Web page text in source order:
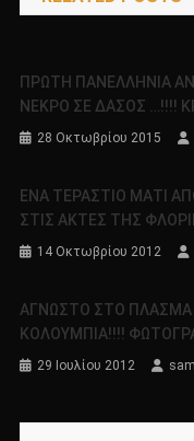
ΠΡΩΤΗ ΠΑΝΕΛΛΗΝΙΑ
ΝΕΚΡΟ ΣΕ ΔΑΣΟΣ …!!!!
28 Οκτωβρίου 2015
ΕΝΑ ΤΕΡΑΣΤΙΟ ΜΑΤΙ
ΣΤΙΣ ΑΚΤΕΣ ΤΗΣ
14 Οκτωβρίου 2012
ΑΓΝΩΣΤΟ ΣΤΟ ΠΛΑΣΜΑ
ΚΟΛΟΥΜΠΙΑ!!!!
29 Ιουλίου 2012